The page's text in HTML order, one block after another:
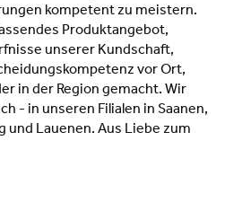
kompetent zu meistern.
Produktangebot,
unserer Kundschaft,
vor Ort,
in der Region gemacht. Wir
- in unseren Filialen in Saanen,
und Lauenen. Aus Liebe zum